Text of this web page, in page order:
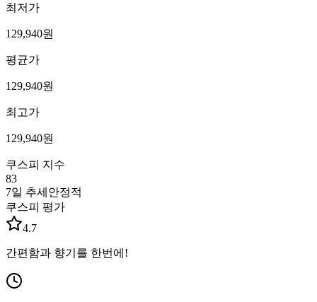
최저가
129,940원
평균가
129,940원
최고가
129,940원
쿠스피 지수
83
7일 추세 안정적
쿠스피 평가
4.7
간편함과 향기를 한번에!